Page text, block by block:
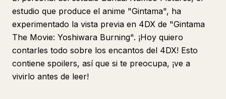
estudio que produce el anime "Gintama", ha
experimentado la vista previa en 4DX de "Gintama
The Movie: Yoshiwara Burning". ¡Hoy quiero
contarles todo sobre los encantos del 4DX! Esto
contiene spoilers, así que si te preocupa, ¡ve a
vivirlo antes de leer!